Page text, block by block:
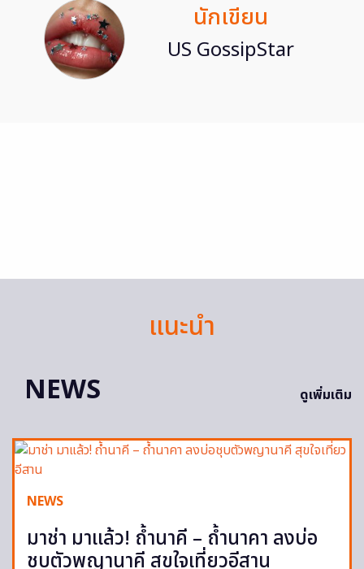
นักเขียน
US GossipStar
แนะนำ
NEWS
ดูเพิ่มเติม
NEWS
มาช่า มาแล้ว! ถ้ำนาคี – ถ้ำนาคา ลงบ่อ
ชุบตัวพญานาคี สุขใจเที่ยวอีสาน